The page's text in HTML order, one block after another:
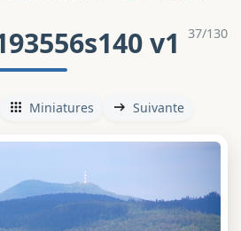
37/130
v1
Miniatures Suivante